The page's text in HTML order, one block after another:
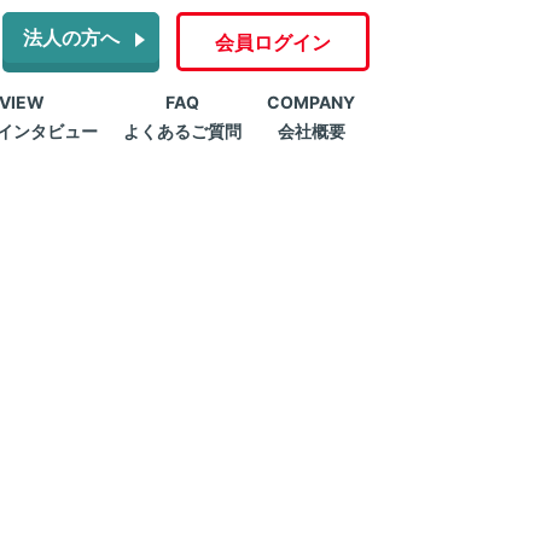
法人の方へ 会員ログイン
ンタビュー
FAQ
よくあるご質問
COMPANY
会社概要